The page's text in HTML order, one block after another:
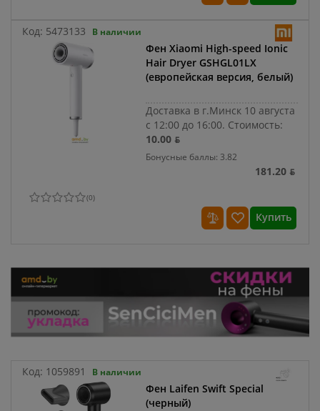
Код: 5473133 В наличии
Фен Xiaomi High-speed Ionic
Hair Dryer GSHGL01LX
(европейская версия, белый)
Доставка в г.Минск 10 августа
с 12:00 до 16:00. Стоимость:
10.00 ƃ
Бонусные баллы: 3.82
181.20 ƃ
(0)
Купить
Код: 1059891 В наличии
Фен Laifen Swift Special
(черный)